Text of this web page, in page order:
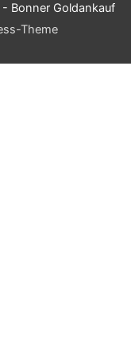
Bonner Goldankauf
Theme